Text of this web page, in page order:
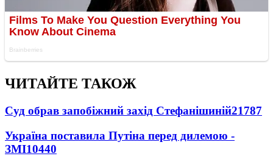
ЧИТАЙТЕ ТАКОЖ
Суд обрав запобіжний захід Стефанішиній21787
Україна поставила Путіна перед дилемою -
ЗМІ10440